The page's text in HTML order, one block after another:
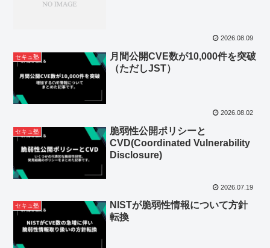
2026.08.09
セキュ塾
月間公開CVE数が10,000件を突破
（ただしJST）
2026.08.02
セキュ塾
脆弱性公開ポリシーと
CVD(Coordinated Vulnerability
Disclosure)
2026.07.19
セキュ塾
NISTが脆弱性情報について方針
転換